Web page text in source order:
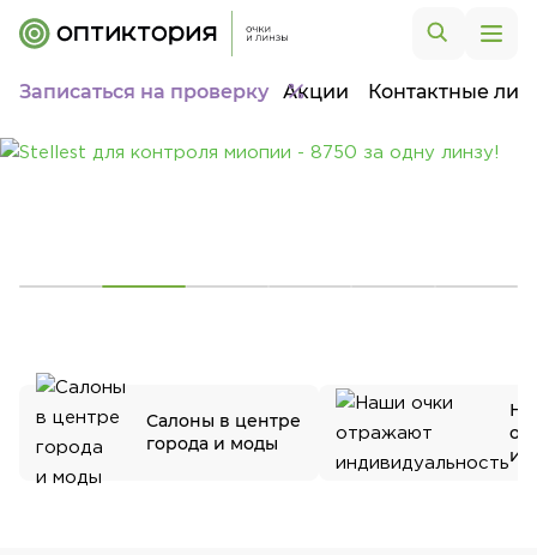
Записаться на проверку Акции Контактные
Салоны в центре
города и моды